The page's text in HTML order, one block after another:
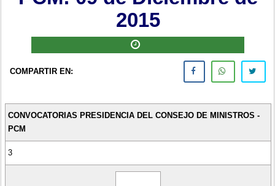
2015
COMPARTIR EN:
CONVOCATORIAS PRESIDENCIA DEL CONSEJO DE MINISTROS -
PCM
3